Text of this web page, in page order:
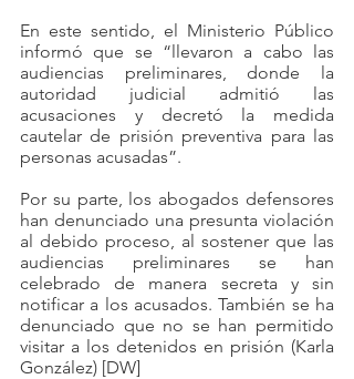
En este sentido, el Ministerio Público
informó que se “llevaron a cabo las
audiencias preliminares, donde la
autoridad judicial admitió las
acusaciones y decretó la medida
cautelar de prisión preventiva para las
personas acusadas”.
Por su parte, los abogados defensores
han denunciado una presunta violación
al debido proceso, al sostener que las
audiencias preliminares se han
celebrado de manera secreta y sin
notificar a los acusados. También se ha
denunciado que no se han permitido
visitar a los detenidos en prisión (Karla
González) [DW]